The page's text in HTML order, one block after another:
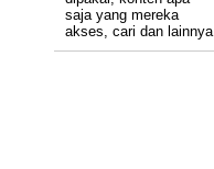
saja yang mereka
akses, cari dan lainnya